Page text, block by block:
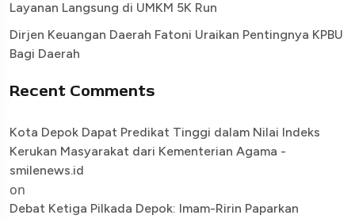
Layanan Langsung di UMKM 5K Run
Dirjen Keuangan Daerah Fatoni Uraikan Pentingnya KPBU
Bagi Daerah
Recent Comments
Kota Depok Dapat Predikat Tinggi dalam Nilai Indeks
Kerukan Masyarakat dari Kementerian Agama -
smilenews.id
on
Debat Ketiga Pilkada Depok: Imam-Ririn Paparkan